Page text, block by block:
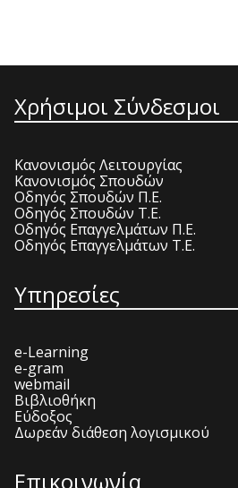
Χρήσιμοι Σύνδεσμοι
Κανονισμός Λειτουργίας
Κανονισμός Σπουδών
Οδηγός Σπουδών Π.Ε.
Οδηγός Σπουδών Τ.Ε.
Οδηγός Επαγγελμάτων Π.Ε.
Οδηγός Επαγγελμάτων Τ.Ε.
Υπηρεσίες
e-Learning
e-gram
webmail
Βιβλιοθήκη
Εύδοξος
Δωρεάν διάθεση λογισμικού
Επικοινωνία